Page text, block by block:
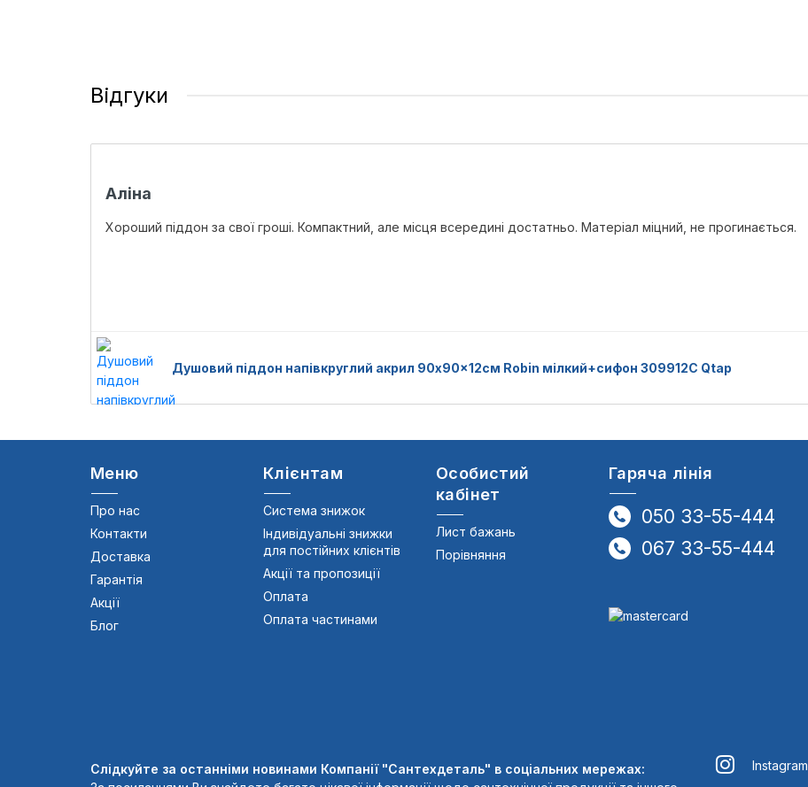
Відгуки
Аліна
Хороший піддон за свої гроші. Компактний, але місця всередині достатньо. Матеріал міцний, не прогинається.
Душовий піддон напівкруглий акрил 90x90x12см Robin мілкий+сифон 309912C Qtap
Меню
Про нас
Контакти
Доставка
Гарантія
Акції
Блог
Клієнтам
Система знижок
Індивідуальні знижки
для постійних клієнтів
Акції та пропозиції
Оплата
Оплата частинами
Особистий
кабінет
Лист бажань
Порівняння
Гаряча лінія
050 33-55-444
067 33-55-444
Слідкуйте за останніми новинами Компанії "Сантехдеталь" в соціальних мережах:
Instagram